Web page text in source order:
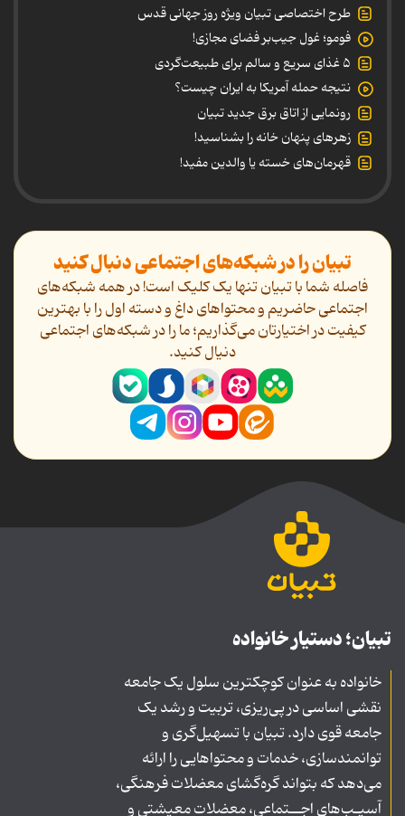
طرح اختصاصی تبیان ویژه روز جهانی قدس
فومو؛ غول جیب‌بر فضای مجازی!
۵ غذای سریع و سالم برای طبیعت‌گردی
نتیجه حمله آمریکا به ایران چیست؟
رونمایی از اتاق برق جدید تبیان
زهرهای پنهان خانه را بشناسید!
قهرمان‌های خسته یا والدین مفید!
تبیان را در شبکه‌های اجتماعی دنبال کنید
فاصله شما با تبیان تنها یک کلیک است! در همه شبکه‌های
اجتماعی حاضریم و محتواهای داغ و دسته اول را با بهترین
کیفیت در اختیارتان می‌گذاریم؛ ما را در شبکه‌های اجتماعی
دنیال کنید.
تبیان؛ دستیار خانواده
خانواده به عنوان کوچکترین سلول یک جامعه
نقشی اساسی در پی‌ریزی، تربیت و رشد یک
جامعه قوی دارد. تبیان با تسهیل‌گری و
توانمندسازی، خدمات و محتواهایی را ارائه
می‌دهد که بتواند گره‌گشای معضلات فرهنگی،
آسیـب‌های اجــتماعی، معضلات معیشتی و